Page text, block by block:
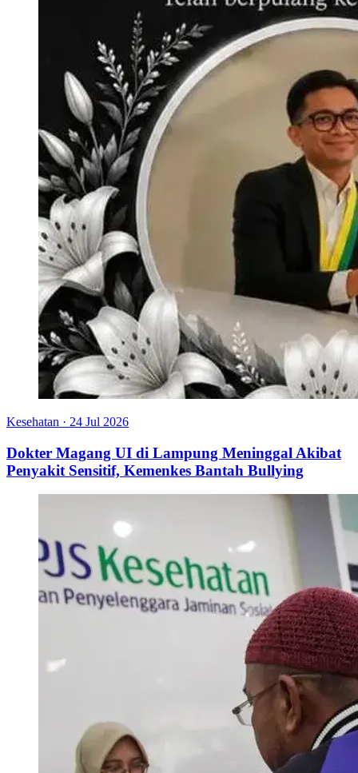
Kesehatan · 24 Jul 2026
Dokter Magang UI di Lampung Meninggal Akibat
Penyakit Sensitif, Kemenkes Bantah Bullying